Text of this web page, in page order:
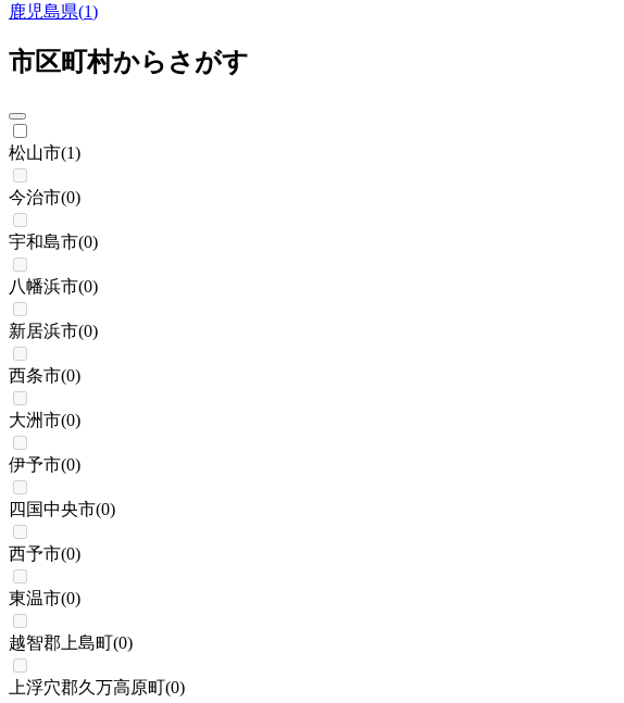
鹿児島県(1)
市区町村からさがす
松山市(1)
今治市(0)
宇和島市(0)
八幡浜市(0)
新居浜市(0)
西条市(0)
大洲市(0)
伊予市(0)
四国中央市(0)
西予市(0)
東温市(0)
越智郡上島町(0)
上浮穴郡久万高原町(0)